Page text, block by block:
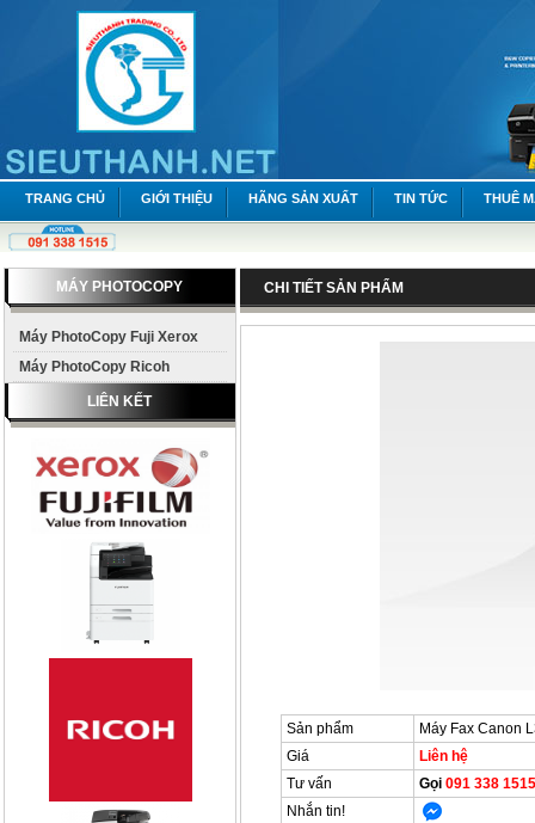
TRANG CHỦ GIỚI THIỆU HÃNG SẢN XUẤT TIN TỨC THUÊ
MÁY PHOTOCOPY
Máy PhotoCopy Fuji Xerox
Máy PhotoCopy Ricoh
LIÊN KẾT
CHI TIẾT SẢN PHẨM
Sản phẩm
Máy Fax Canon
Giá
Liên hệ
Tư vấn
Gọi091 338
Nhắn tin!